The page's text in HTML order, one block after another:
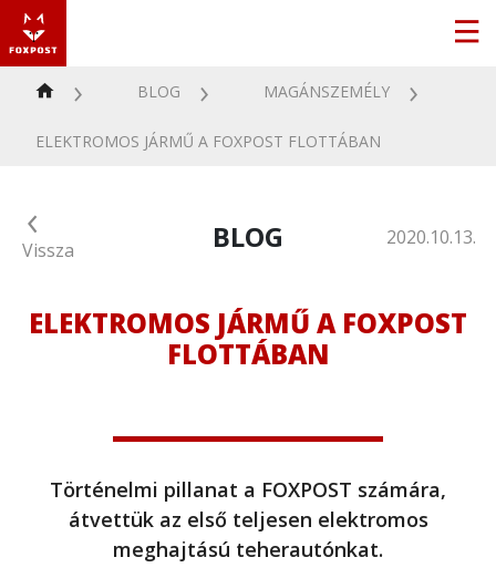
BLOG MAGÁNSZEMÉLY
ELEKTROMOS JÁRMŰ A FOXPOST FLOTTÁBAN
Vissza BLOG 2020.10.13.
ELEKTROMOS JÁRMŰ A FOXPOST
FLOTTÁBAN
Történelmi pillanat a FOXPOST számára,
átvettük az első teljesen elektromos
meghajtású teherautónkat.